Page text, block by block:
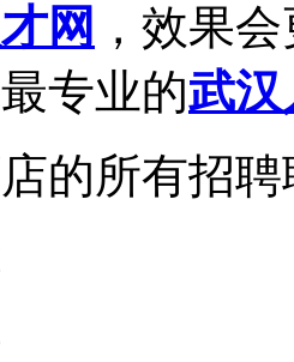
网 ，效果
专业的武汉
的所有招